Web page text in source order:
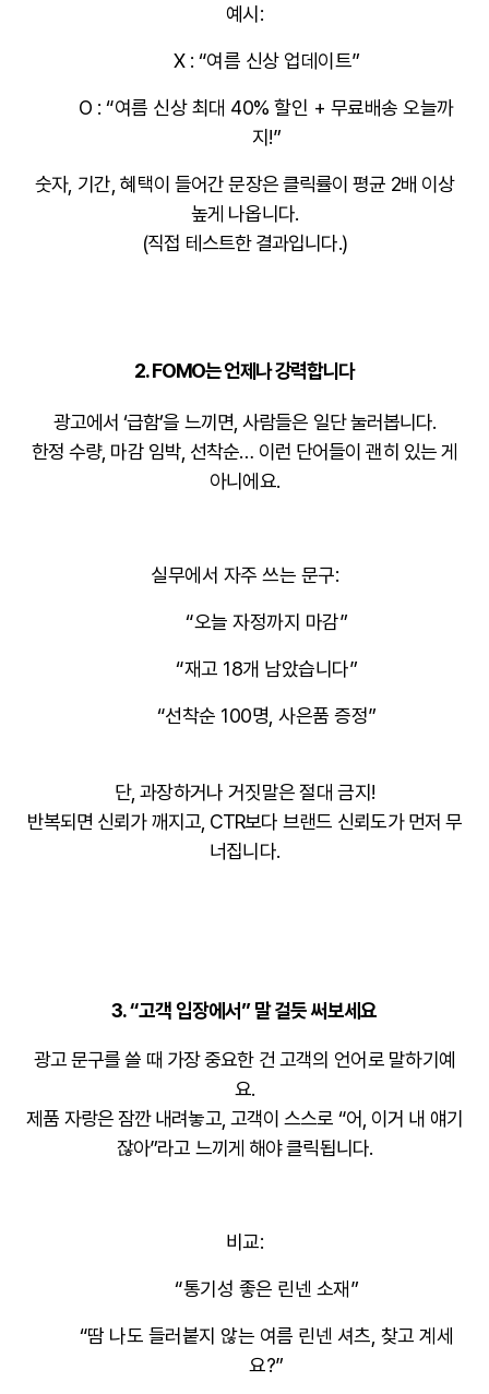
예시:
X : “여름 신상 업데이트”
O : “여름 신상 최대 40% 할인 + 무료배송 오늘까
지!”
숫자, 기간, 혜택이 들어간 문장은 클릭률이 평균 2배 이상
높게 나옵니다.
(직접 테스트한 결과입니다.)
2.FOMO는 언제나 강력합니다
광고에서 ‘급함’을 느끼면, 사람들은 일단 눌러봅니다.
한정 수량, 마감 임박, 선착순… 이런 단어들이 괜히 있는 게
아니에요.
실무에서 자주 쓰는 문구:
“오늘 자정까지 마감”
“재고 18개 남았습니다”
“선착순 100명, 사은품 증정”
단,과장하거나 거짓말은 절대 금지!
반복되면 신뢰가 깨지고, CTR보다 브랜드 신뢰도가 먼저 무
너집니다.
3.“고객 입장에서” 말 걸듯 써보세요
광고 문구를 쓸 때 가장 중요한 건 고객의 언어로 말하기예
요.
제품 자랑은 잠깐 내려놓고, 고객이 스스로 “어, 이거 내 얘기
잖아”라고 느끼게 해야 클릭됩니다.
비교:
“통기성 좋은 린넨 소재”
“땀 나도 들러붙지 않는 여름 린넨 셔츠, 찾고 계세
요?”